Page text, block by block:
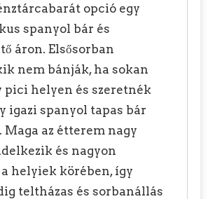
opció egy
spanyol bár és
áron. Elsősorban
nem bánják, ha sokan
pici helyen és szeretnék
igazi spanyol tapas bár
az étterem nagy
és nagyon
helyiek körében, így
teltházas és sorbanállás